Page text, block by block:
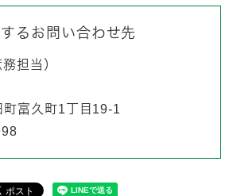
るお問い合わせ先
務担当
富久町1丁目19-1